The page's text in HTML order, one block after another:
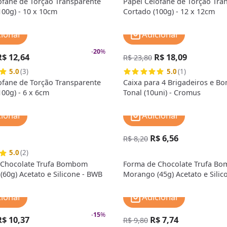
- 10 x 10cm
Cortado (100g) - 12 x 12cm
-20%
12,64
5.0(3)
de Torção Transparente
- 6 x 6cm
R$ 23,80 R$ 18,09
5.0(1)
Caixa para 4 Brigadeiros e
Tonal (10uni) - Cromus
Adicionar
5.0(2)
Trufa Bombom
Acetato e Silicone - BWB
R$ 8,20 R$ 6,56
Forma de Chocolate Trufa
Morango (45g) Acetato e
Adicionar
-15%
10,37 R$ 9,80 R$ 7,74
Adicionar